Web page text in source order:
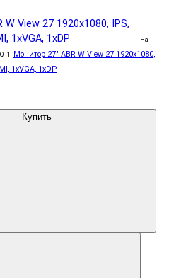
На
i1
Монитор 27" ABR W View 27 1920x1080,
1xVGA, 1xDP
Купить